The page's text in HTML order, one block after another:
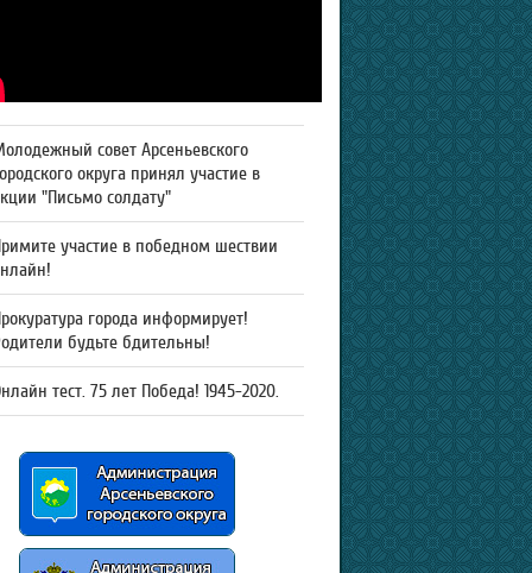
совет Арсеньевского
округа принял участие в
"Письмо солдату"
участие в победном шествии
города информирует!
будьте бдительны!
тест. 75 лет Победа! 1945-2020.